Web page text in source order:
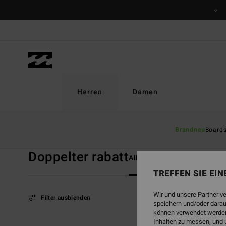
springen
Herren
Brandneu
Damen
Doppelter rabattAlle ansehen
Filter ausblenden
TREFFEN SIE
Wir und unsere Partner
speichern und/oder
können verwendet
Inhalten zu messen, und